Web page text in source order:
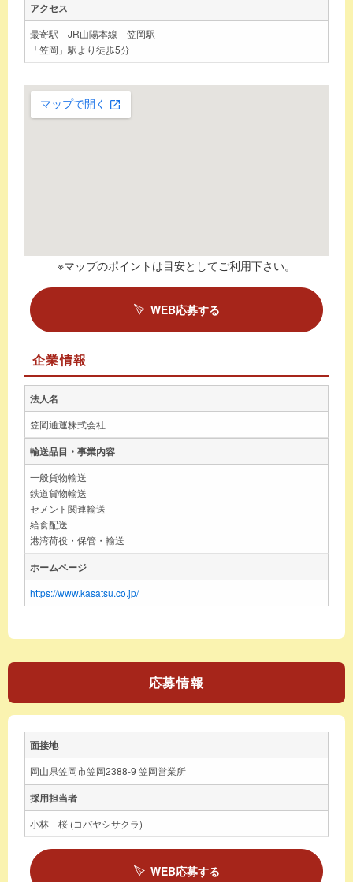
アクセス
最寄駅 JR山陽本線 笠岡駅
「笠岡」駅より徒歩5分
※マップのポイントは目安としてご利用下さい。
WEB応募する
企業情報
法人名
笠岡通運株式会社
輸送品目・事業内容
一般貨物輸送
鉄道貨物輸送
セメント関連輸送
給食配送
港湾荷役・保管・輸送
ホームページ
https://www.kasatsu.co.jp/
応募情報
面接地
岡山県笠岡市笠岡2388-9 笠岡営業所
採用担当者
小林 桜 (コバヤシサクラ)
WEB応募する